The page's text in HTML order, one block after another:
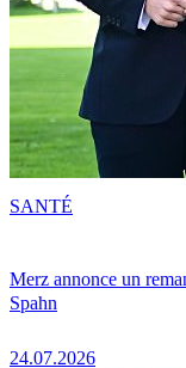
Merz annonce un
Spahn
24.07.2026
SANTÉ